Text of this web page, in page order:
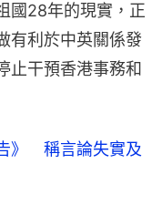
國28年的現實，正
有利於中英關係發
止干預香港事務和
》 稱言論失實及